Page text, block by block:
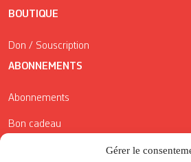
Gérer le
BOUTIQUE
Don / Souscription
ABONNEMENTS
Abonnements
Bon cadeau
Conditions générales de vente